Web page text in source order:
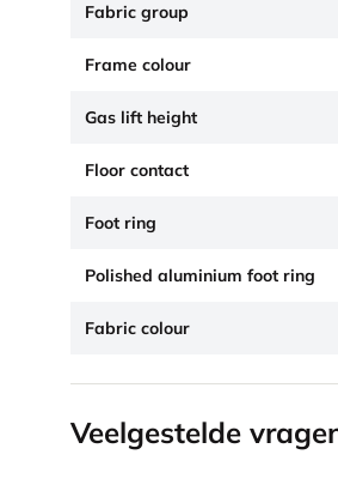
Fabric group
Frame colour
Gas lift height
Floor contact
Foot ring
Polished aluminium foot ring
Fabric colour
Veelgestelde